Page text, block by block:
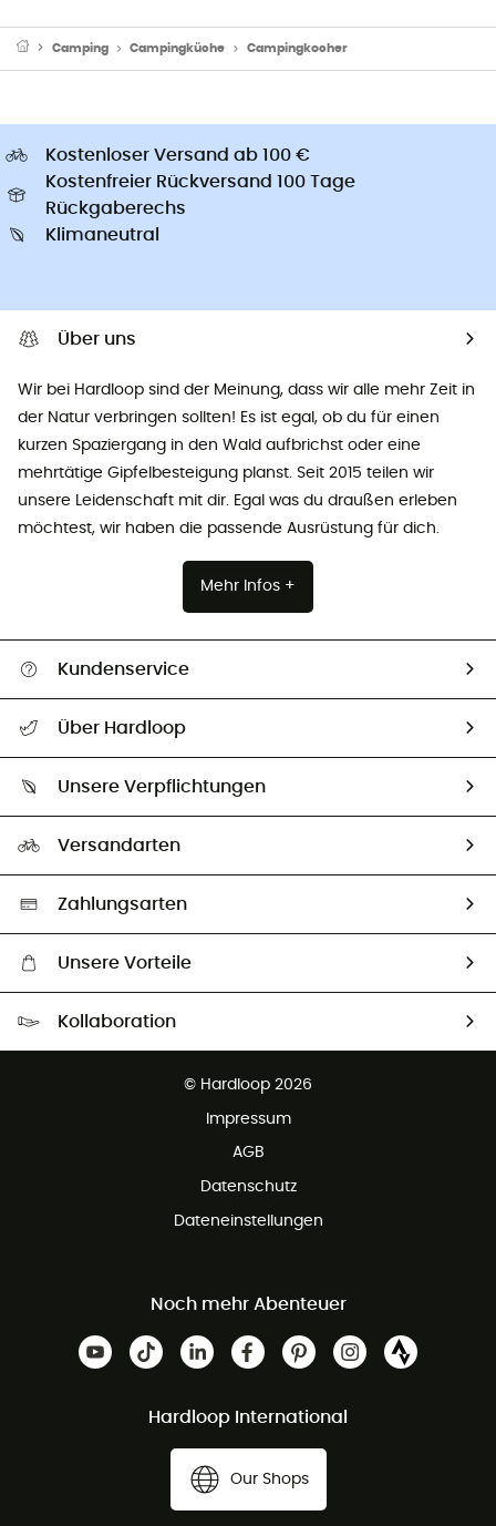
Camping Campingküche Campingkocher
Kostenloser Versand ab 100 €
Kostenfreier Rückversand 100 Tage
Rückgaberechs
Klimaneutral
Über uns
Wir bei Hardloop sind der Meinung, dass wir alle mehr Zeit in
der Natur verbringen sollten! Es ist egal, ob du für einen
kurzen Spaziergang in den Wald aufbrichst oder eine
mehrtätige Gipfelbesteigung planst. Seit 2015 teilen wir
unsere Leidenschaft mit dir. Egal was du draußen erleben
möchtest, wir haben die passende Ausrüstung für dich.
Mehr Infos +
Kundenservice
Größentabelle
Vertrag widerrufen
Über Hardloop
Unsere Botschafter
Unsere Verpflichtungen
Auswahl an nachhaltigen Produkten
Versandarten
Zahlungsarten
Unsere Vorteile
Kollaboration
© Hardloop 2026
Impressum
AGB
Datenschutz
Dateneinstellungen
Noch mehr Abenteuer
Hardloop International
Our Shops